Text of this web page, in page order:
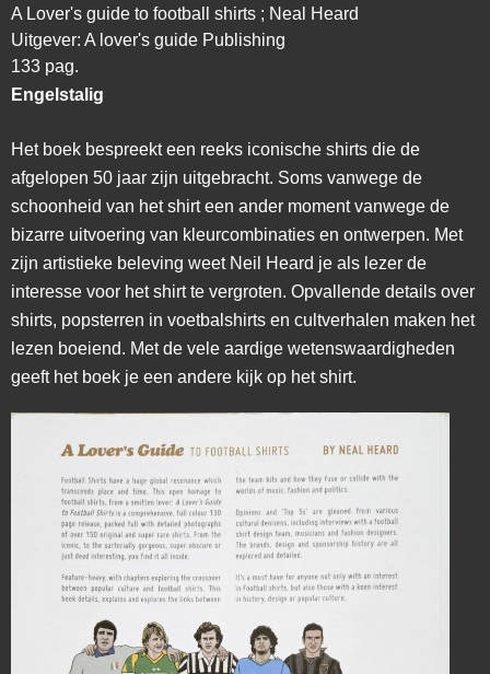
A Lover's guide to football shirts ; Neal Heard
Uitgever: A lover's guide Publishing
133 pag.
Engelstalig
Het boek bespreekt een reeks iconische shirts die de
afgelopen 50 jaar zijn uitgebracht. Soms vanwege de
schoonheid van het shirt een ander moment vanwege de
bizarre uitvoering van kleurcombinaties en ontwerpen. Met
zijn artistieke beleving weet Neil Heard je als lezer de
interesse voor het shirt te vergroten. Opvallende details over
shirts, popsterren in voetbalshirts en cultverhalen maken het
lezen boeiend. Met de vele aardige wetenswaardigheden
geeft het boek je een andere kijk op het shirt.